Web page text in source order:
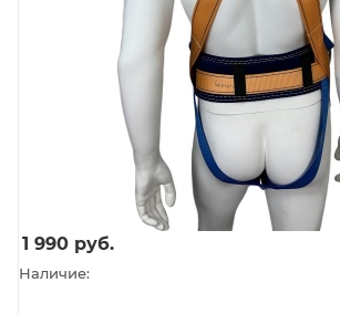
1 990 руб.
Наличие: